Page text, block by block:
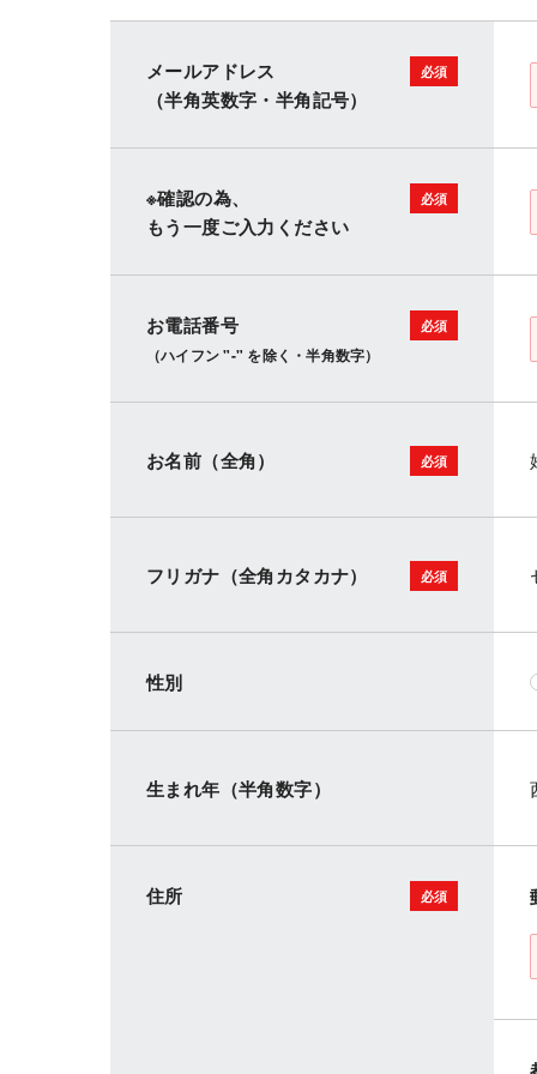
メールアドレス
（半角英数字・半角記号）
※確認の為、
もう一度ご入力ください
お電話番号
（ハイフン "-" を除く・半角数字）
お名前（全角）
フリガナ（全角カタカナ）
性別
生まれ年（半角数字）
住所